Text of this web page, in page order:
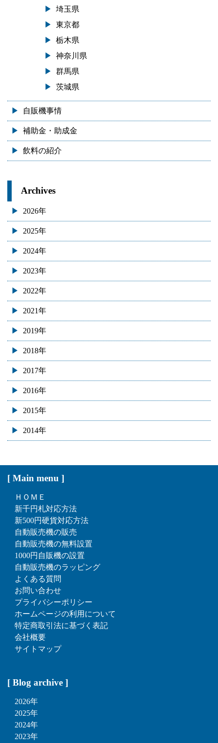
埼玉県
東京都
栃木県
神奈川県
群馬県
茨城県
自販機事情
補助金・助成金
飲料の紹介
Archives
2026年
2025年
2024年
2023年
2022年
2021年
2019年
2018年
2017年
2016年
2015年
2014年
[ Main menu ]
ＨＯＭＥ
新千円札対応方法
新500円硬貨対応方法
自動販売機の販売
自動販売機の無料設置
1000円自販機の設置
自動販売機のラッピング
よくある質問
お問い合わせ
プライバシーポリシー
ホームページの利用について
特定商取引法に基づく表記
会社概要
サイトマップ
[ Blog archive ]
2026年
2025年
2024年
2023年